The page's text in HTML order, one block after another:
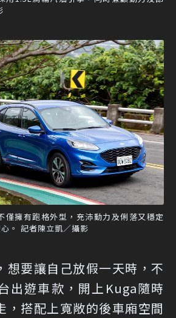
擁有跑格外型，充沛動力及俐落又穩定
。 記者陳立凱／攝影
想要讓自己放假一天時，不
出遊車款，開上Kuga隨時
，搭配上寬敞的後車廂空間